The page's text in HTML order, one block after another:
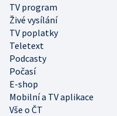
TV program
Živé vysílání
TV poplatky
Teletext
Podcasty
Počasí
E-shop
Mobilní a TV aplikace
Vše o ČT